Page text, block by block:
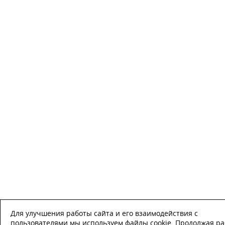
Для улучшения работы сайта и его взаимодействия с
пользователями мы используем файлы cookie. Продолжая